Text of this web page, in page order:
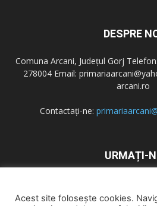
DESPRE
Comuna Arcani, Județul Gorj
278004 Email:
arcani.ro
Contactați-ne:
URMAȚI-
Acest site folosește cookies.